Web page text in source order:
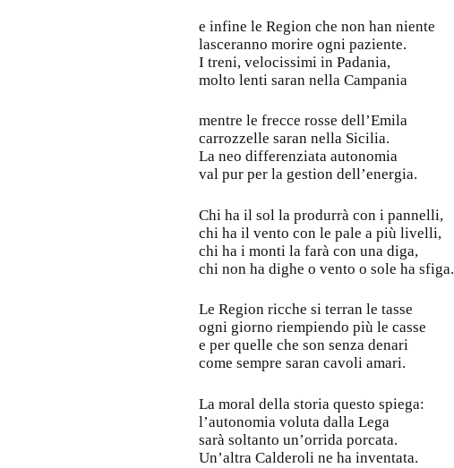
e infine le Region che non han niente
lasceranno morire ogni paziente.
I treni, velocissimi in Padania,
molto lenti saran nella Campania
mentre le frecce rosse dell’Emila
carrozzelle saran nella Sicilia.
La neo differenziata autonomia
val pur per la gestion dell’energia.
Chi ha il sol la produrrà con i pannelli,
chi ha il vento con le pale a più livelli,
chi ha i monti la farà con una diga,
chi non ha dighe o vento o sole ha sfiga.
Le Region ricche si terran le tasse
ogni giorno riempiendo più le casse
e per quelle che son senza denari
come sempre saran cavoli amari.
La moral della storia questo spiega:
l’autonomia voluta dalla Lega
sarà soltanto un’orrida porcata.
Un’altra Calderoli ne ha inventata.